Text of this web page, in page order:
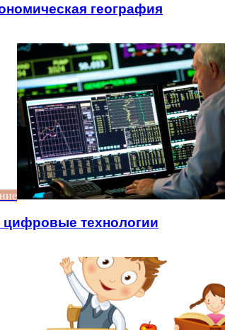
география
технологии